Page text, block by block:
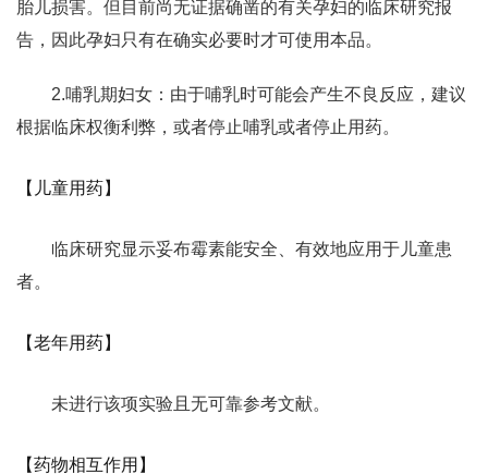
胎儿损害。但目前尚无证据确凿的有关孕妇的临床研究报
告，因此孕妇只有在确实必要时才可使用本品。
2.哺乳期妇女：由于哺乳时可能会产生不良反应，建议
根据临床权衡利弊，或者停止哺乳或者停止用药。
【儿童用药】
临床研究显示妥布霉素能安全、有效地应用于儿童患
者。
【老年用药】
未进行该项实验且无可靠参考文献。
【药物相互作用】